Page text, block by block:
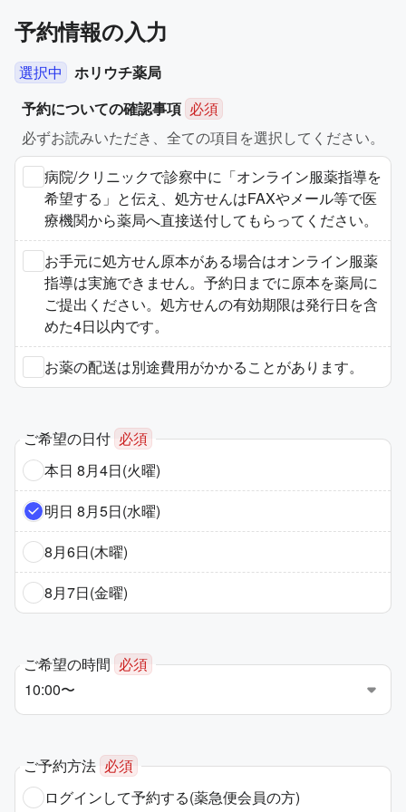
予約情報の入力
選択中
ホリウチ薬局
予約についての確認事項 必須
必ずお読みいただき、全ての項目を選択してください。
病院/クリニックで診察中に「オンライン服薬指導を
希望する」と伝え、処方せんはFAXやメール等で医
療機関から薬局へ直接送付してもらってください。
お手元に処方せん原本がある場合はオンライン服薬
指導は実施できません。予約日までに原本を薬局に
ご提出ください。処方せんの有効期限は発行日を含
めた4日以内です。
お薬の配送は別途費用がかかることがあります。
ご希望の日付 必須
本日 8月4日(火曜)
明日 8月5日(水曜)
8月6日(木曜)
8月7日(金曜)
ご希望の時間 必須
ご予約方法 必須
ログインして予約する(薬急便会員の方)